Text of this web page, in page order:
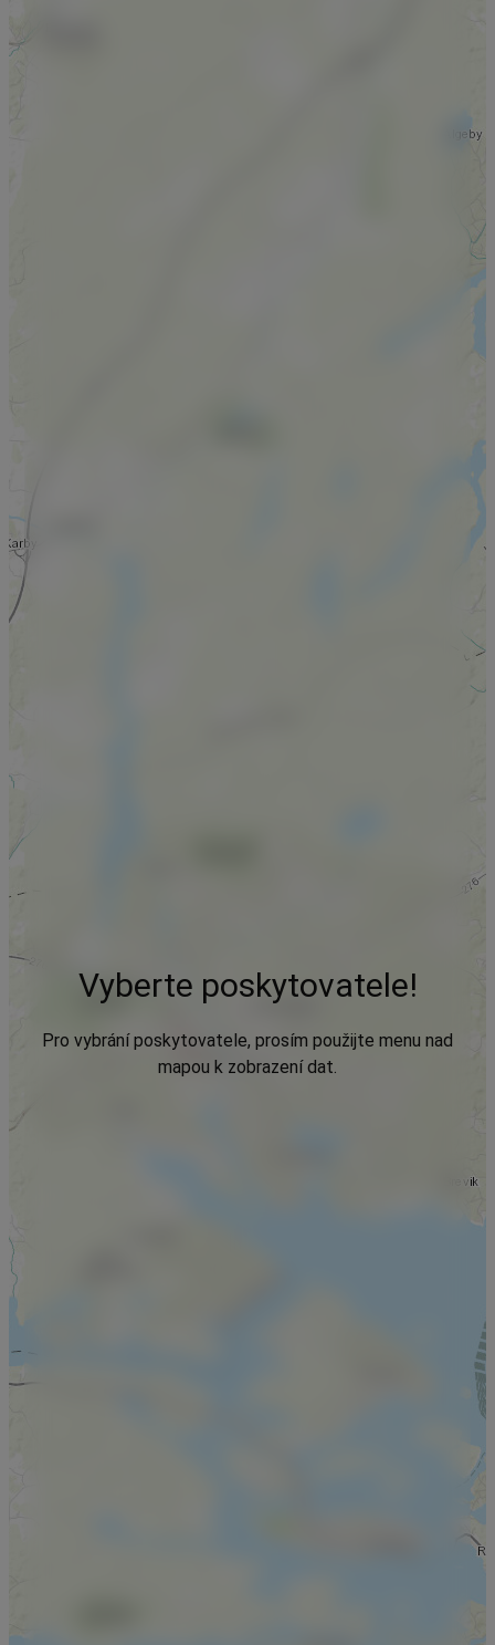
Vyberte poskytovatele!
Pro vybrání poskytovatele, prosím použijte menu nad
mapou k zobrazení dat.